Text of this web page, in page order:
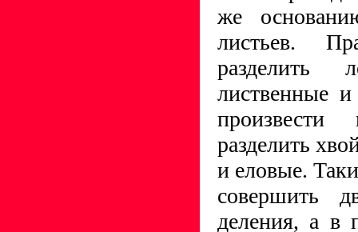
же
листьев.
разделить
лиственные
разделить
и еловые.
совершить
деления, а в